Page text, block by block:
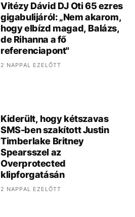
Vitézy Dávid DJ Oti 65 ezres
gigabulijáról: „Nem akarom,
hogy elbízd magad, Balázs,
de Rihanna a fő
referenciapont"
2 NAPPAL EZELŐTT
Kiderült, hogy kétszavas
SMS-ben szakított Justin
Timberlake Britney
Spearsszel az
Overprotected
klipforgatásán
2 NAPPAL EZELŐTT